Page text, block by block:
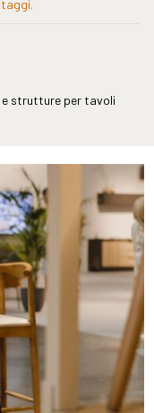
e strutture per tavoli